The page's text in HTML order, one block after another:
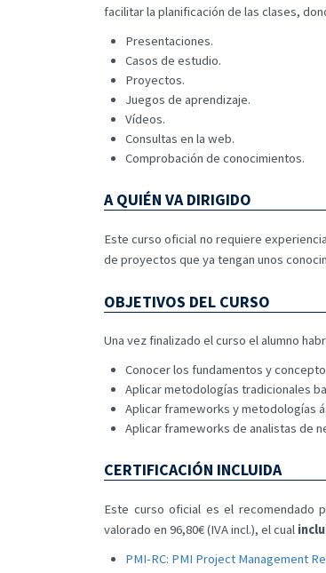
facilitar la planificación de las clases,
Presentaciones.
Casos de estudio.
Proyectos.
Juegos de aprendizaje.
Vídeos.
Consultas en la web.
Comprobación de conocimientos.
A QUIÉN VA DIRIGIDO
Este curso oficial no requiere
de proyectos que ya tengan unos
OBJETIVOS DEL CURSO
Una vez finalizado el curso el alumno
Conocer los fundamentos y
Aplicar metodologías tradicionales
Aplicar frameworks y metodologías
Aplicar frameworks de analistas de
CERTIFICACIÓN INCLUIDA
Este curso oficial es el recomendado
valorado en 96,80€ (IVA incl.), el cual
PMI-RC: PMI Project Management